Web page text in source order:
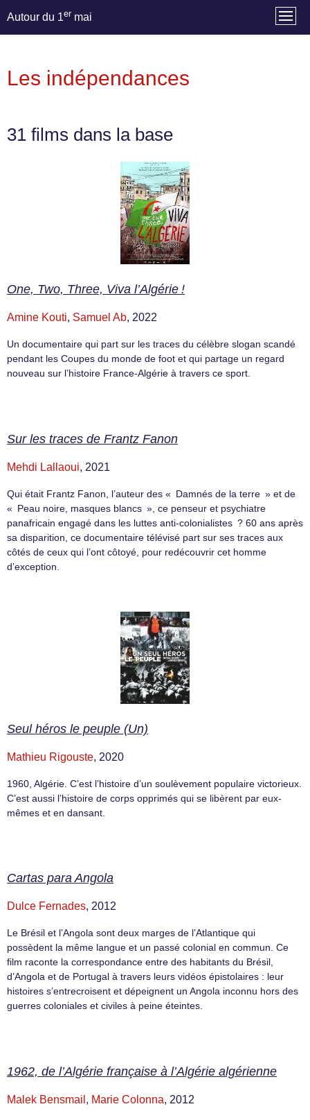
Autour du 1er mai
Les indépendances
31 films dans la base
One, Two, Three, Viva l’Algérie !
Amine Kouti, Samuel Ab, 2022
Un documentaire qui part sur les traces du célèbre slogan scandé
pendant les Coupes du monde de foot et qui partage un regard
nouveau sur l’histoire France-Algérie à travers ce sport.
Sur les traces de Frantz Fanon
Mehdi Lallaoui, 2021
Qui était Frantz Fanon, l’auteur des « Damnés de la terre » et de
« Peau noire, masques blancs », ce penseur et psychiatre
panafricain engagé dans les luttes anti-colonialistes ? 60 ans après
sa disparition, ce documentaire télévisé part sur ses traces aux
côtés de ceux qui l’ont côtoyé, pour redécouvrir cet homme
d’exception.
Seul héros le peuple (Un)
Mathieu Rigouste, 2020
1960, Algérie. C’est l’histoire d’un soulèvement populaire victorieux.
C’est aussi l’histoire de corps opprimés qui se libèrent par eux-
mêmes et en dansant.
Cartas para Angola
Dulce Fernades, 2012
Le Brésil et l’Angola sont deux marges de l’Atlantique qui
possèdent la même langue et un passé colonial en commun. Ce
film raconte la correspondance entre des habitants du Brésil,
d’Angola et de Portugal à travers leurs vidéos épistolaires : leur
histoires s’entrecroisent et dépeignent un Angola inconnu hors des
guerres coloniales et civiles à peine éteintes.
1962, de l’Algérie française à l’Algérie algérienne
Malek Bensmail , Marie Colonna, 2012